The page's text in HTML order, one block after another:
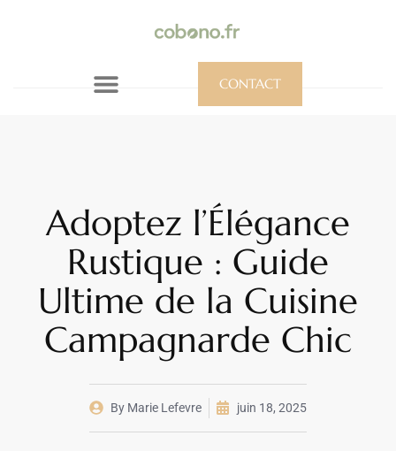
CONTACT
Adoptez l’Élégance
Rustique : Guide
Ultime de la Cuisine
Campagnarde Chic
By Marie Lefevre juin 18, 2025